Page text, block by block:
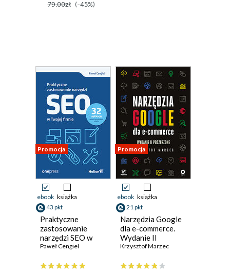
79.00zł (-45%)
Promocja
ebook książka
43 pkt
Praktyczne
zastosowanie
narzędzi SEO w
Twojej firmie
Paweł Cengiel
Promocja
ebook książka
21 pkt
Narzędzia Google
dla e-commerce.
Wydanie II
poszerzone
Krzysztof Marzec